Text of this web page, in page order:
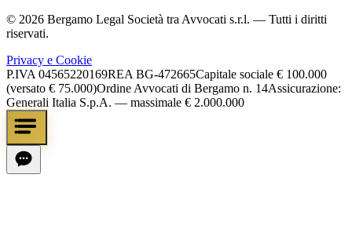
© 2026 Bergamo Legal Società tra Avvocati s.r.l. — Tutti i diritti
riservati.
Privacy e Cookie
P.IVA 04565220169REA BG-472665Capitale sociale € 100.000
(versato € 75.000)Ordine Avvocati di Bergamo n. 14Assicurazione:
Generali Italia S.p.A. — massimale € 2.000.000